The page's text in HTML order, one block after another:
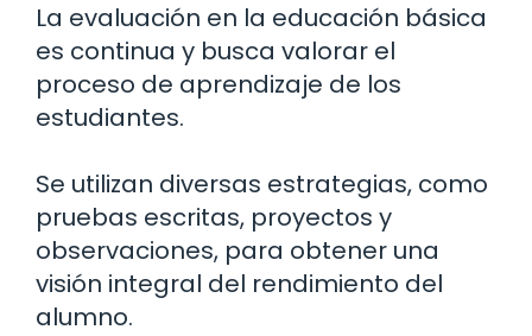
La evaluación en la educación básica
es continua y busca valorar el
proceso de aprendizaje de los
estudiantes.
Se utilizan diversas estrategias, como
pruebas escritas, proyectos y
observaciones, para obtener una
visión integral del rendimiento del
alumno.